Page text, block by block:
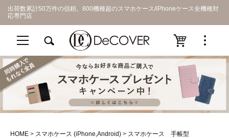
出荷数累計50万件の信頼。800機種超のスマホケース/iPhoneケース全機種対
応専門店
HOME スマホケース (iPhone,Android)
スマホケース 手帳型